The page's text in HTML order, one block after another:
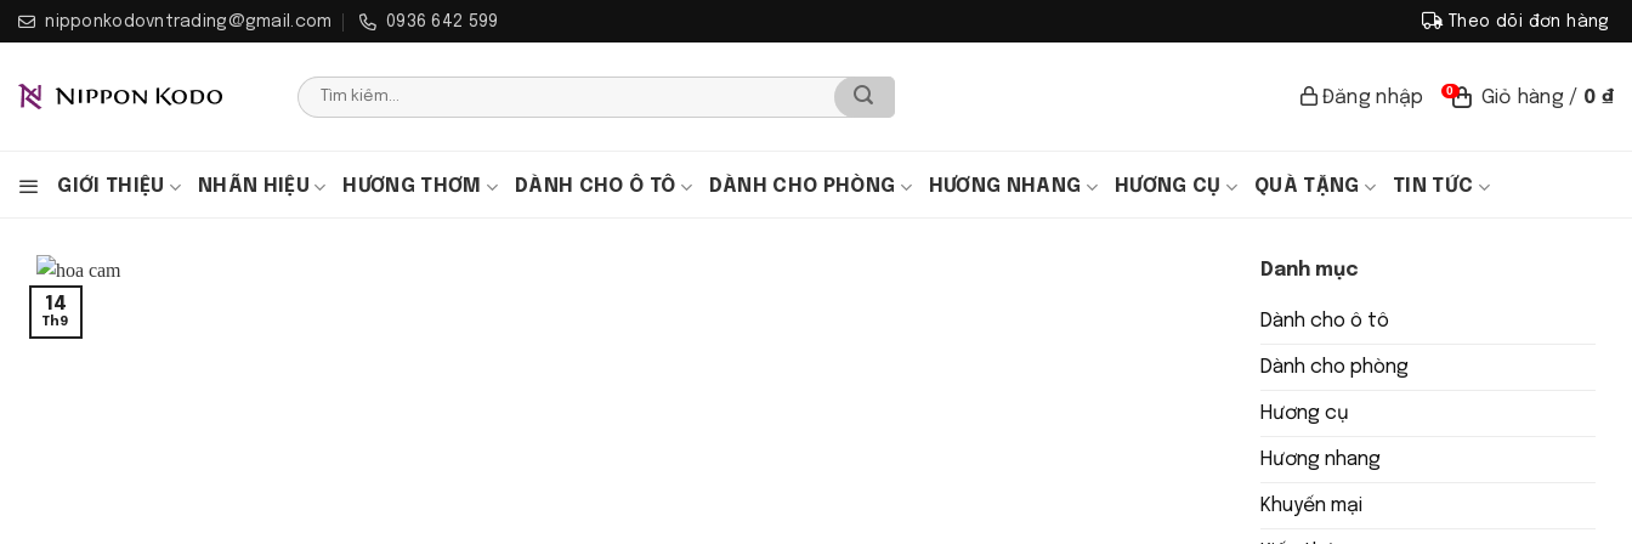
Bỏ
qua
dung
nipponkodovntrading@gmail.com 0936 642 599 Theo dõi đơn hàng
Tìm
kiếm:
Đăng nhập Giỏ hàng / 0 ₫
0
GIỚI THIỆU NHÃN HIỆU HƯƠNG THƠM DÀNH CHO Ô TÔ DÀNH CHO PHÒNG HƯƠNG NHANG HƯƠNG CỤ QUÀ TẶNG TIN TỨC
14
Th9
Danh mục
Dành cho ô tô
Dành cho phòng
Hương cụ
Hương nhang
Khuyến mại